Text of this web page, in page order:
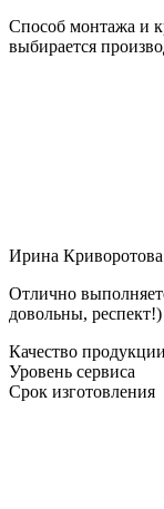
Способ монтажа и
выбирается
Ирина Криворотова
Отлично
довольны, респект!)
Качество продукции
Уровень сервиса
Срок изготовления